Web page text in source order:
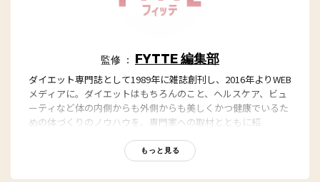
監修 ： FYTTE 編集部
ダイエット専門誌として1989年に雑誌創刊し、2016年よりWEB
メディアに。ダイエットはもちろんのこと、ヘルスケア、ビュ
ーティなど体の内側からも外側からも美しくかつ健康でいるた
めの体づくりのノウハウを、専門家への取材とともに紹
もに、編集部員も自らさまざまなヘルシーネタを日々お試し
もっと見る